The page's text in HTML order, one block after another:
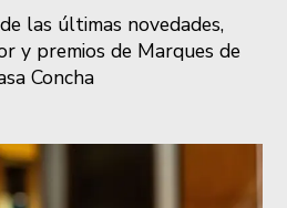
las últimas novedades,
y premios de Marques de
Concha